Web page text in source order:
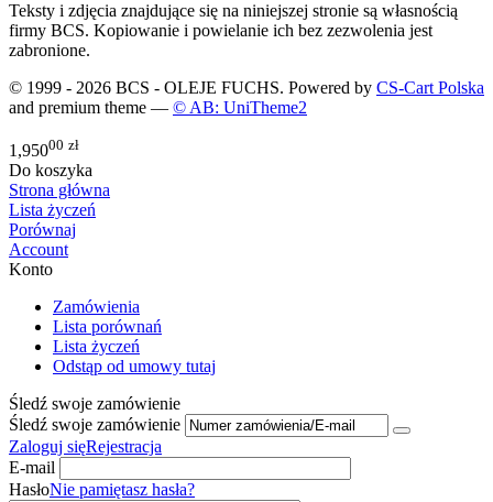
Teksty i zdjęcia znajdujące się na niniejszej stronie są własnością
firmy BCS. Kopiowanie i powielanie ich bez zezwolenia jest
zabronione.
© 1999 - 2026 BCS - OLEJE FUCHS. Powered by CS-Cart Polska
and premium theme — © AB: UniTheme2
1,95000 zł
Do koszyka
Strona główna
Lista życzeń
Porównaj
Account
Konto
Zamówienia
Lista porównań
Lista życzeń
Odstąp od umowy tutaj
Śledź swoje zamówienie
Śledź swoje zamówienie
Zaloguj sięRejestracja
E-mail
HasłoNie pamiętasz hasła?